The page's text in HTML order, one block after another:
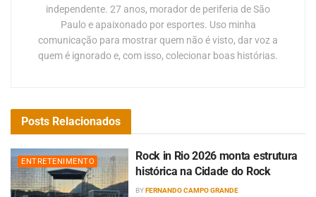
independente. 27 anos, morador de periferia de São
Paulo e apaixonado por esportes. Uso minha
comunicação para mostrar quem não é visto, dar voz a
quem é ignorado e, com isso, colecionar boas histórias.
Posts Relacionados
ENTRETENIMENTO
Rock in Rio 2026 monta estrutura
histórica na Cidade do Rock
BYFERNANDO CAMPO GRANDE